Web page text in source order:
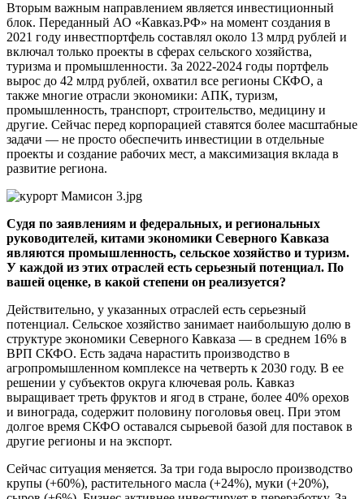
Вторым важным направлением является инвестиционный
блок. Переданный АО «Кавказ.РФ» на момент создания в
2021 году инвестпортфель составлял около 13 млрд рублей и
включал только проекты в сферах сельского хозяйства,
туризма и промышленности. За 2022-2024 годы портфель
вырос до 42 млрд рублей, охватил все регионы СКФО, а
также многие отрасли экономики: АПК, туризм,
промышленность, транспорт, строительство, медицину и
другие. Сейчас перед корпорацией ставятся более масштабные
задачи — не просто обеспечить инвестиции в отдельные
проекты и создание рабочих мест, а максимизация вклада в
развитие региона.
Судя по заявлениям и федеральных, и региональных
руководителей, китами экономики Северного Кавказа
являются промышленность, сельское хозяйство и туризм.
У каждой из этих отраслей есть серьезный потенциал. По
вашей оценке, в какой степени он реализуется?
Действительно, у указанных отраслей есть серьезный
потенциал. Сельское хозяйство занимает наибольшую долю в
структуре экономики Северного Кавказа — в среднем 16% в
ВРП СКФО. Есть задача нарастить производство в
агропромышленном комплексе на четверть к 2030 году. В ее
решении у субъектов округа ключевая роль. Кавказ
выращивает треть фруктов и ягод в стране, более 40% орехов
и винограда, содержит половину поголовья овец. При этом
долгое время СКФО оставался сырьевой базой для поставок в
другие регионы и на экспорт.
Сейчас ситуация меняется. За три года выросло производство
крупы (+60%), растительного масла (+24%), муки (+20%),